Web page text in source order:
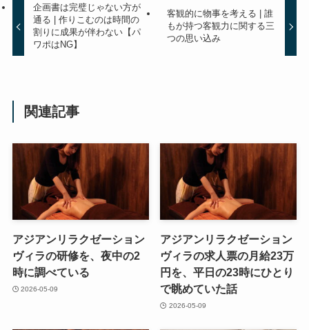
企画書は完璧じゃない方が
通る | 作りこむのは時間の
割りに成果が伴わない【パ
ワポはNG】
客観的に物事を考える | 誰
もが持つ客観力に関する三
つの思い込み
関連記事
アジアンリラクゼーション
ヴィラの研修を、夜中の2
時に調べている
2026-05-09
アジアンリラクゼーション
ヴィラの求人票の月給23万
円を、平日の23時にひとり
で眺めていた話
2026-05-09